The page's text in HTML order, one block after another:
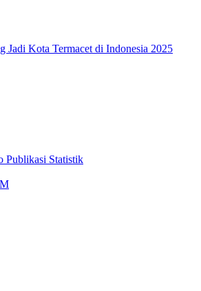
Jadi Kota Termacet di Indonesia 2025
Publikasi Statistik